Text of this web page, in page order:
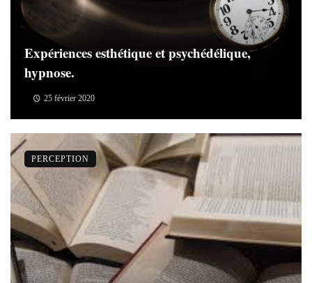
Expériences esthétique et psychédélique,
hypnose.
25 février 2020
PERCEPTION